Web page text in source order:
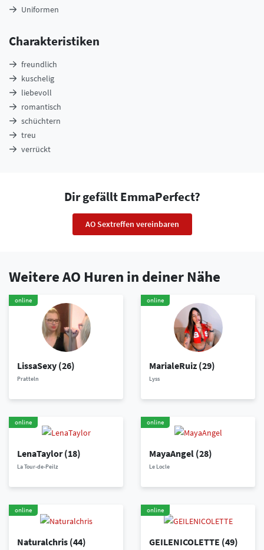
Uniformen
Charakteristiken
freundlich
kuschelig
liebevoll
romantisch
schüchtern
treu
verrückt
Dir gefällt EmmaPerfect?
AO Sextreffen vereinbaren
Weitere AO Huren in deiner Nähe
online
LissaSexy (26)
Pratteln
online
MarialeRuiz (29)
Lyss
online
LenaTaylor (18)
La Tour-de-Peilz
online
MayaAngel (28)
Le Locle
online
Naturalchris (44)
online
GEILENICOLETTE (49)